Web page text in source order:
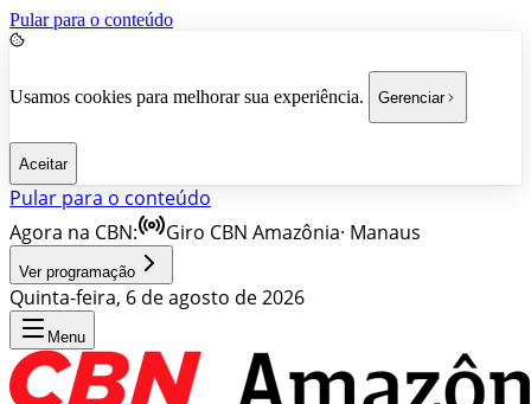
Pular para o conteúdo
Usamos cookies para melhorar sua experiência. Gerenciar
Aceitar
Pular para o conteúdo
Agora na CBN:
Giro CBN Amazônia· Manaus
Ver programação
Quinta-feira, 6 de agosto de 2026
Menu